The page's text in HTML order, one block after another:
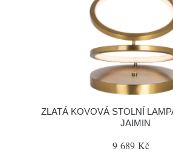
ZLATÁ KOVOVÁ STOLNÍ
JAIMIN
9 689 Kč